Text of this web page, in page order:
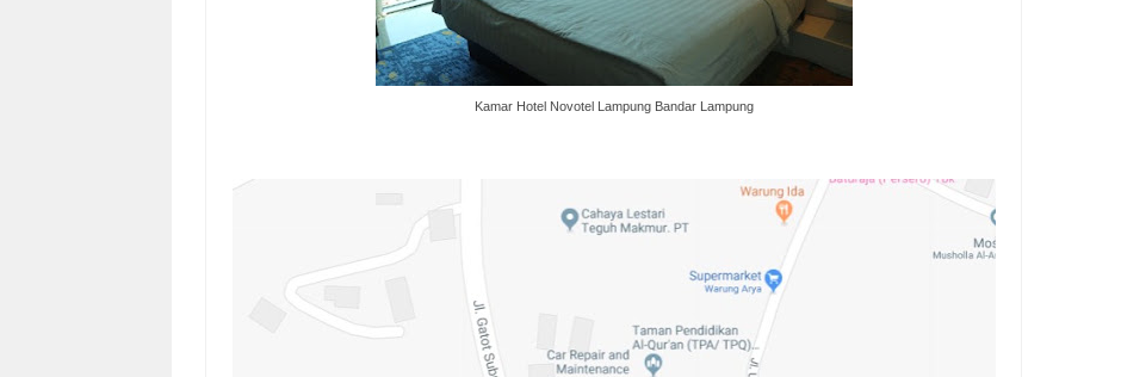
Kamar Hotel Novotel Lampung Bandar Lampung